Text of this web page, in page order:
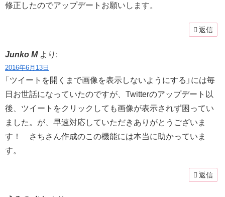
修正したのでアップデートお願いします。
返信
Junko M より:
2016年6月13日
「ツイートを開くまで画像を表示しないようにする」には毎
日お世話になっていたのですが、Twitterのアップデート以
後、ツイートをクリックしても画像が表示されず困ってい
ました。が、早速対応していただきありがとうございま
す！ さちさん作成のこの機能には本当に助かっていま
す。
返信